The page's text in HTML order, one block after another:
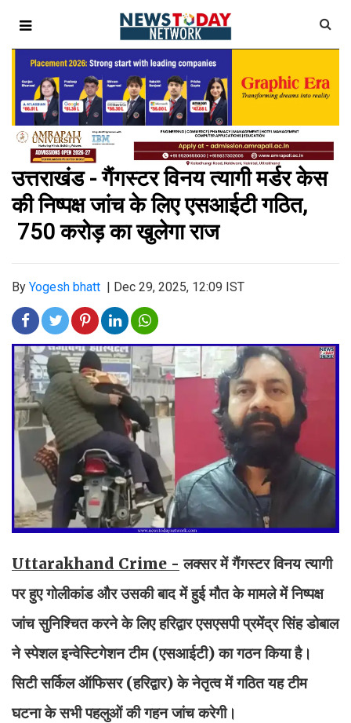
उत्तराखंड - गैंगस्टर विनय त्यागी मर्डर केस
की निष्पक्ष जांच के लिए एसआईटी गठित,
750 करोड़ का खुलेगा राज
By Yogesh bhatt Dec 29, 2025, 12:09 IST
Uttarakhand Crime - लक्सर में गैंगस्टर विनय त्यागी
पर हुए गोलीकांड और उसकी बाद में हुई मौत के मामले में निष्पक्ष
जांच सुनिश्चित करने के लिए हरिद्वार एसएसपी प्रमेंद्र सिंह डोबाल
ने स्पेशल इन्वेस्टिगेशन टीम (एसआईटी) का गठन किया है।
सिटी सर्किल ऑफिसर (हरिद्वार) के नेतृत्व में गठित यह टीम
घटना के सभी पहलुओं की गहन जांच करेगी।